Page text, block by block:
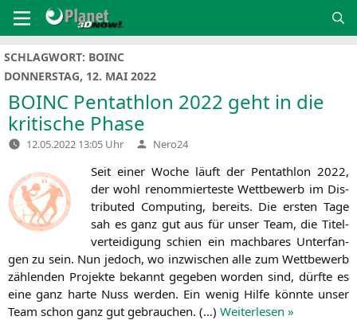
Inhalt
springen
SCHLAGWORT: BOINC
DONNERSTAG, 12. MAI 2022
BOINC Pentathlon 2022 geht in die
kritische Phase
12.05.2022 13:05 Uhr Verfasst
von
Nero24
Seit einer Woche läuft der Pent­ath­lon 2022,
der wohl renom­mier­tes­te Wett­be­werb im Dis­
tri­bu­ted Com­pu­ting, bereits. Die ers­ten Tage
sah es ganz gut aus für unser Team, die Titel­
ver­tei­di­gung schien ein mach­ba­res Unter­fan­
gen zu sein. Nun jedoch, wo inzwi­schen alle zum Wett­be­werb
zäh­len­den Pro­jek­te bekannt gege­ben wor­den sind, dürf­te es
eine ganz har­te Nuss wer­den. Ein wenig Hil­fe könn­te unser
Team schon ganz gut gebrau­chen. (…) Wei­ter­le­sen »